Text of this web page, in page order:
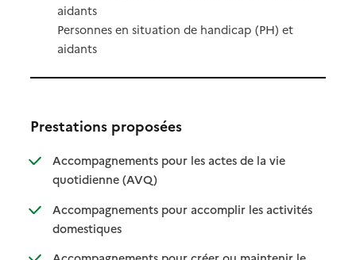
aidants
Personnes en situation de handicap (PH) et
aidants
Prestations proposées
Accompagnements pour les actes de la vie
quotidienne (AVQ): disponible
: non disponible
Accompagnements pour accomplir les activités
domestiques: disponible
: non disponible